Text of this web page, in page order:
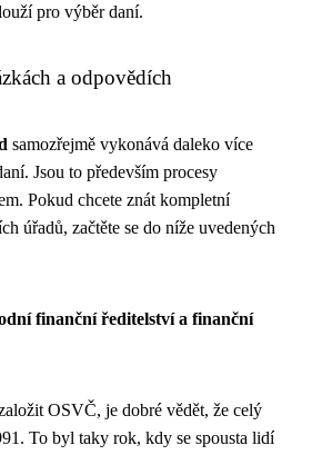
pro výběr daní.
a odpovědích
samozřejmě vykonává daleko více
Jsou to především procesy
Pokud chcete znát kompletní
úřadů, začtěte se do níže uvedených
finanční ředitelství a finanční
OSVČ, je dobré vědět, že celý
To byl taky rok, kdy se spousta lidí